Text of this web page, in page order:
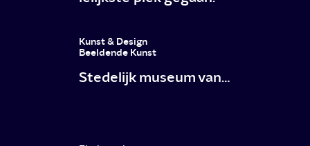
Kunst & Design
Beeldende Kunst
Stedelijk museum van…